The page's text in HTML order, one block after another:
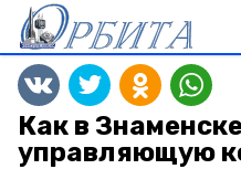
Как в
управляющую